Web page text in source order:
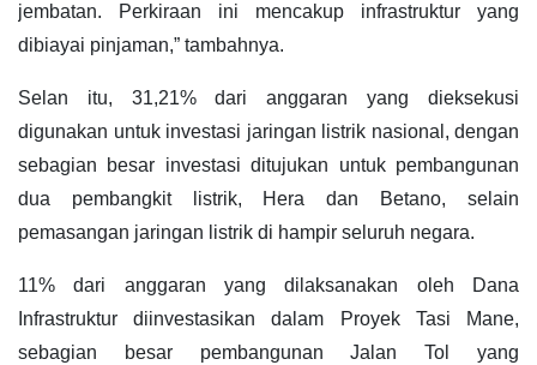
jembatan. Perkiraan ini mencakup infrastruktur yang
dibiayai pinjaman,” tambahnya.
Selan itu, 31,21% dari anggaran yang dieksekusi
digunakan untuk investasi jaringan listrik nasional, dengan
sebagian besar investasi ditujukan untuk pembangunan
dua pembangkit listrik, Hera dan Betano, selain
pemasangan jaringan listrik di hampir seluruh negara.
11% dari anggaran yang dilaksanakan oleh Dana
Infrastruktur diinvestasikan dalam Proyek Tasi Mane,
sebagian besar pembangunan Jalan Tol yang